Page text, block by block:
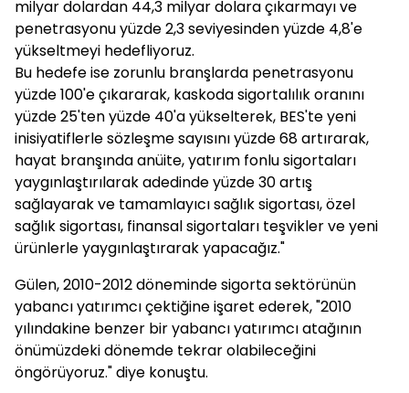
milyar dolardan 44,3 milyar dolara çıkarmayı ve
penetrasyonu yüzde 2,3 seviyesinden yüzde 4,8'e
yükseltmeyi hedefliyoruz.
Bu hedefe ise zorunlu branşlarda penetrasyonu
yüzde 100'e çıkararak, kaskoda sigortalılık oranını
yüzde 25'ten yüzde 40'a yükselterek, BES'te yeni
inisiyatiflerle sözleşme sayısını yüzde 68 artırarak,
hayat branşında anüite, yatırım fonlu sigortaları
yaygınlaştırılarak adedinde yüzde 30 artış
sağlayarak ve tamamlayıcı sağlık sigortası, özel
sağlık sigortası, finansal sigortaları teşvikler ve yeni
ürünlerle yaygınlaştırarak yapacağız."
Gülen, 2010-2012 döneminde sigorta sektörünün
yabancı yatırımcı çektiğine işaret ederek, "2010
yılındakine benzer bir yabancı yatırımcı atağının
önümüzdeki dönemde tekrar olabileceğini
öngörüyoruz." diye konuştu.